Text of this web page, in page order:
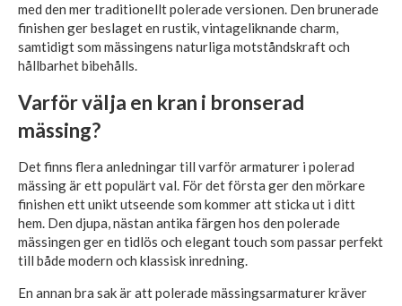
med den mer traditionellt polerade versionen. Den brunerade
finishen ger beslaget en rustik, vintageliknande charm,
samtidigt som mässingens naturliga motståndskraft och
hållbarhet bibehålls.
Varför välja en kran i bronserad
mässing?
Det finns flera anledningar till varför armaturer i polerad
mässing är ett populärt val. För det första ger den mörkare
finishen ett unikt utseende som kommer att sticka ut i ditt
hem. Den djupa, nästan antika färgen hos den polerade
mässingen ger en tidlös och elegant touch som passar perfekt
till både modern och klassisk inredning.
En annan bra sak är att polerade mässingsarmaturer kräver